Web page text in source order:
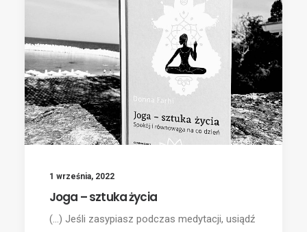
1 września, 2022
Joga – sztuka życia
(...) Jeśli zasypiasz podczas medytacji, usiądź